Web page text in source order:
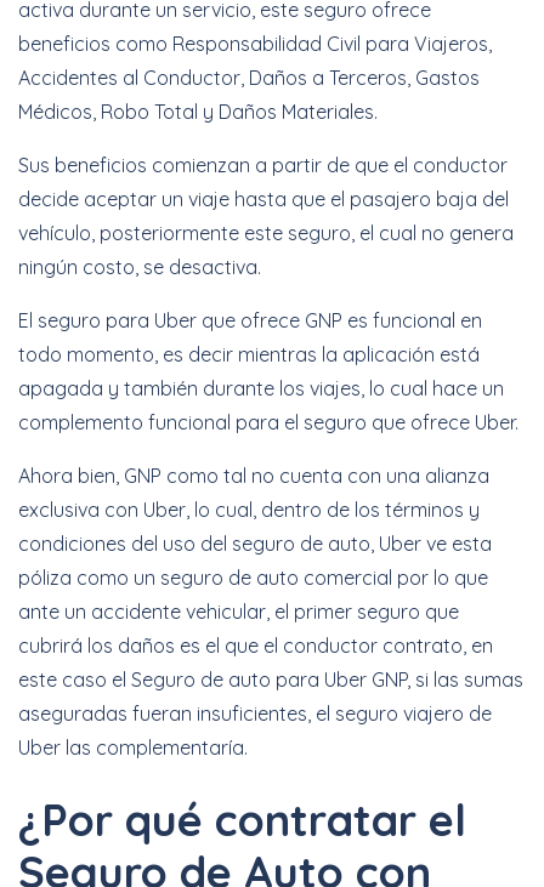
activa durante un servicio, este seguro ofrece
beneficios como Responsabilidad Civil para Viajeros,
Accidentes al Conductor, Daños a Terceros, Gastos
Médicos, Robo Total y Daños Materiales.
Sus beneficios comienzan a partir de que el conductor
decide aceptar un viaje hasta que el pasajero baja del
vehículo, posteriormente este seguro, el cual no genera
ningún costo, se desactiva.
El seguro para Uber que ofrece GNP es funcional en
todo momento, es decir mientras la aplicación está
apagada y también durante los viajes, lo cual hace un
complemento funcional para el seguro que ofrece Uber.
Ahora bien, GNP como tal no cuenta con una alianza
exclusiva con Uber, lo cual, dentro de los términos y
condiciones del uso del seguro de auto, Uber ve esta
póliza como un seguro de auto comercial por lo que
ante un accidente vehicular, el primer seguro que
cubrirá los daños es el que el conductor contrato, en
este caso el Seguro de auto para Uber GNP, si las sumas
aseguradas fueran insuficientes, el seguro viajero de
Uber las complementaría.
¿Por qué contratar el
Seguro de Auto con